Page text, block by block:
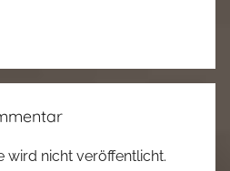
wird nicht veröffentlicht.